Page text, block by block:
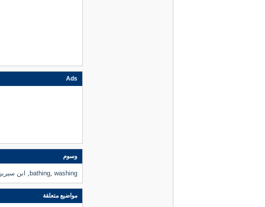
Ads
وسوم
bathing ,washing
, ابن
مواضيع متعلقة